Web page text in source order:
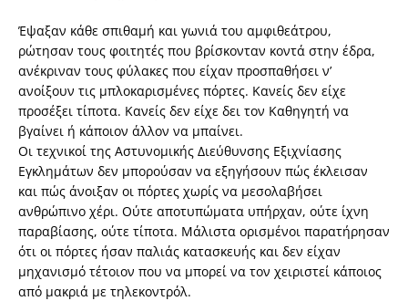
Έψαξαν κάθε σπιθαμή και γωνιά του αμφιθεάτρου,
ρώτησαν τους φοιτητές που βρίσκονταν κοντά στην έδρα,
ανέκριναν τους φύλακες που είχαν προσπαθήσει ν’
ανοίξουν τις μπλοκαρισμένες πόρτες. Κανείς δεν είχε
προσέξει τίποτα. Κανείς δεν είχε δει τον Καθηγητή να
βγαίνει ή κάποιον άλλον να μπαίνει.
Οι τεχνικοί της Αστυνομικής Διεύθυνσης Εξιχνίασης
Εγκλημάτων δεν μπορούσαν να εξηγήσουν πώς έκλεισαν
και πώς άνοιξαν οι πόρτες χωρίς να μεσολαβήσει
ανθρώπινο χέρι. Ούτε αποτυπώματα υπήρχαν, ούτε ίχνη
παραβίασης, ούτε τίποτα. Μάλιστα ορισμένοι παρατήρησαν
ότι οι πόρτες ήσαν παλιάς κατασκευής και δεν είχαν
μηχανισμό τέτοιον που να μπορεί να τον χειριστεί κάποιος
από μακριά με τηλεκοντρόλ.